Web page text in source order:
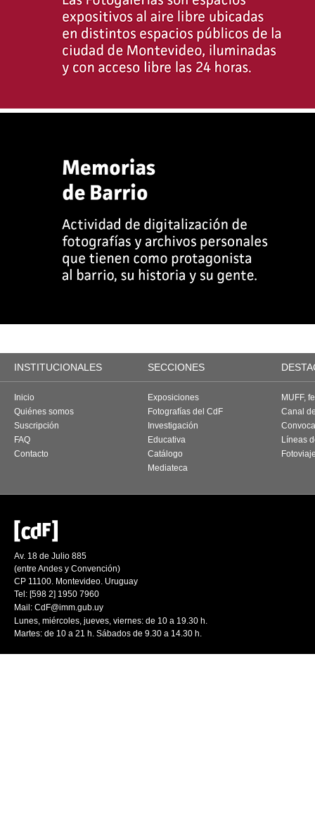
INSTITUCIONALES SECCIONES
Inicio
Quiénes somos
Suscripción
FAQ
Contacto
Exposiciones
Fotografías del CdF
Investigación
Educativa
Catálogo
Mediateca
MUFF,
Canal
Líneas
Av. 18 de Julio 885
(entre Andes y Convención)
CP 11100. Montevideo. Uruguay
Tel: [598 2] 1950 7960
Mail: CdF@imm.gub.uy
Lunes, miércoles, jueves, viernes: de 10 a 19.30 h.
Martes: de 10 a 21 h. Sábados de 9.30 a 14.30 h.